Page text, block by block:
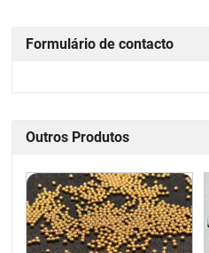
Formulário de contacto
Outros Produtos